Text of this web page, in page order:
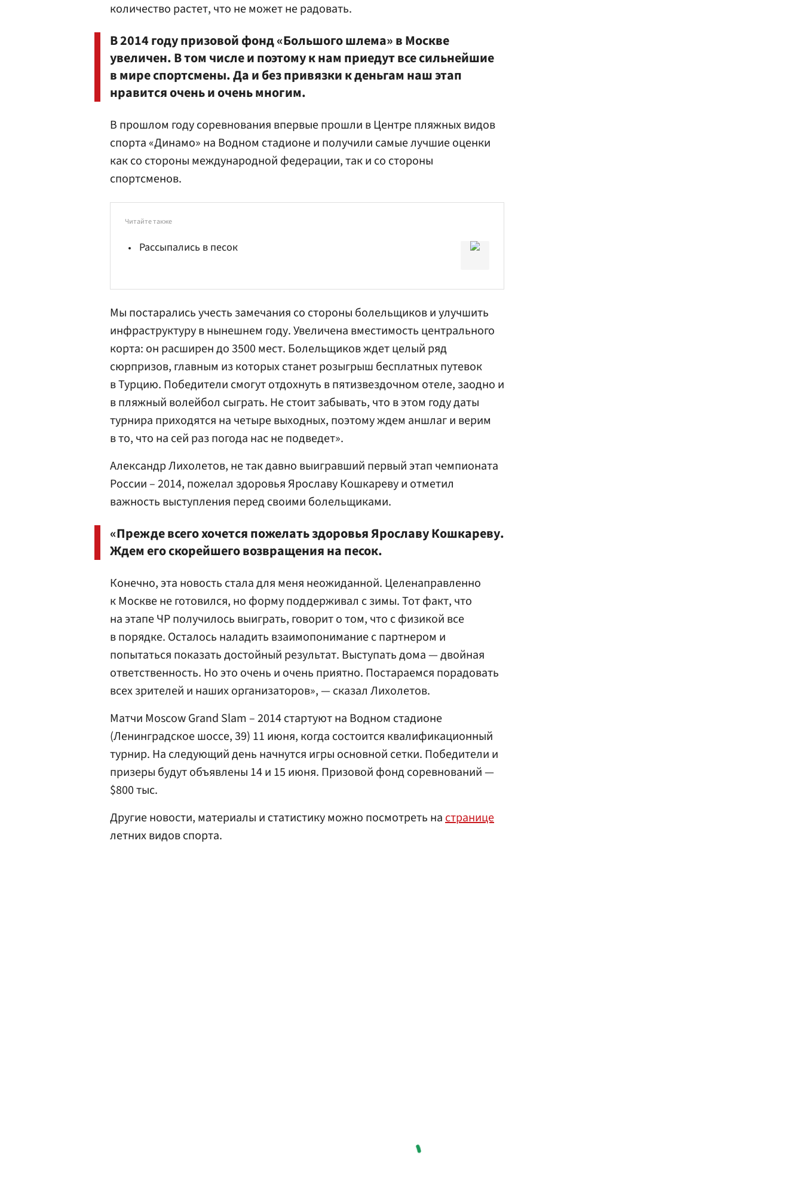
количество растет, что не может не радовать.
В 2014 году призовой фонд «Большого шлема» в Москве
увеличен. В том числе и поэтому к нам приедут все сильнейшие
в мире спортсмены. Да и без привязки к деньгам наш этап
нравится очень и очень многим.
В прошлом году соревнования впервые прошли в Центре пляжных видов
спорта «Динамо» на Водном стадионе и получили самые лучшие оценки
как со стороны международной федерации, так и со стороны
спортсменов.
Читайте также
Рассыпались в песок
Мы постарались учесть замечания со стороны болельщиков и улучшить
инфраструктуру в нынешнем году. Увеличена вместимость центрального
корта: он расширен до 3500 мест. Болельщиков ждет целый ряд
сюрпризов, главным из которых станет розыгрыш бесплатных путевок
в Турцию. Победители смогут отдохнуть в пятизвездочном отеле, заодно и
в пляжный волейбол сыграть. Не стоит забывать, что в этом году даты
турнира приходятся на четыре выходных, поэтому ждем аншлаг и верим
в то, что на сей раз погода нас не подведет».
Александр Лихолетов, не так давно выигравший первый этап чемпионата
России – 2014, пожелал здоровья Ярославу Кошкареву и отметил
важность выступления перед своими болельщиками.
«Прежде всего хочется пожелать здоровья Ярославу Кошкареву.
Ждем его скорейшего возвращения на песок.
Конечно, эта новость стала для меня неожиданной. Целенаправленно
к Москве не готовился, но форму поддерживал с зимы. Тот факт, что
на этапе ЧР получилось выиграть, говорит о том, что с физикой все
в порядке. Осталось наладить взаимопонимание с партнером и
попытаться показать достойный результат. Выступать дома — двойная
ответственность. Но это очень и очень приятно. Постараемся порадовать
всех зрителей и наших организаторов», — сказал Лихолетов.
Матчи Moscow Grand Slam – 2014 стартуют на Водном стадионе
(Ленинградское шоссе, 39) 11 июня, когда состоится квалификационный
турнир. На следующий день начнутся игры основной сетки. Победители и
призеры будут объявлены 14 и 15 июня. Призовой фонд соревнований —
$800 тыс.
Другие новости, материалы и статистику можно посмотреть настранице
летних видов спорта.